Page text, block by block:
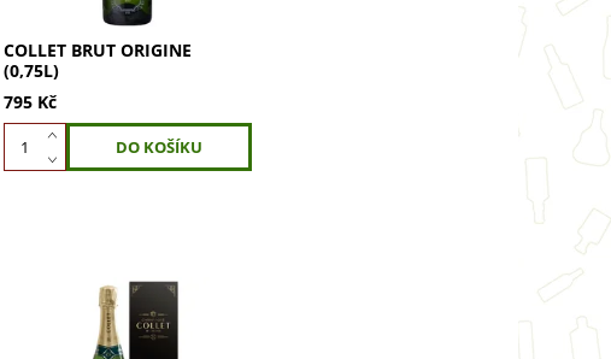
COLLET BRUT ORIGINE
(0,75L)
795 Kč
Collet Extra Brut Premier Cru
je šampaňské s nízkým